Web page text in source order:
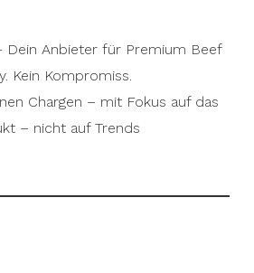
Anbieter für Premium Beef
Kein Kompromiss.
Chargen – mit Fokus auf das
– nicht auf Trends